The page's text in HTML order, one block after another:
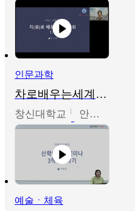
인문과학
차로배우는세계문화
창신대학교 안소영
예술ㆍ체육